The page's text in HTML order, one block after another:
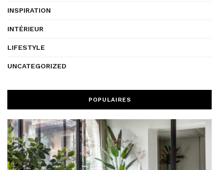
INSPIRATION
INTÉRIEUR
LIFESTYLE
UNCATEGORIZED
POPULAIRES